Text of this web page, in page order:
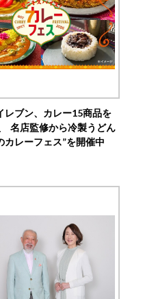
レブン、カレー15商品を
名店監修から冷製うどん
カレーフェス”を開催中